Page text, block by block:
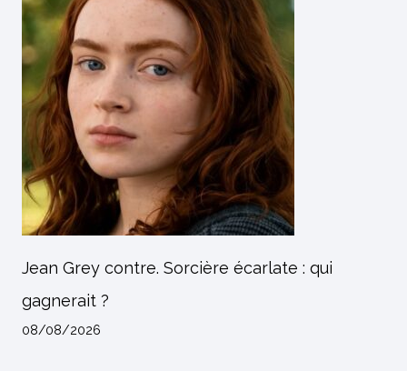
Jean Grey contre. Sorcière écarlate : qui
gagnerait ?
08/08/2026